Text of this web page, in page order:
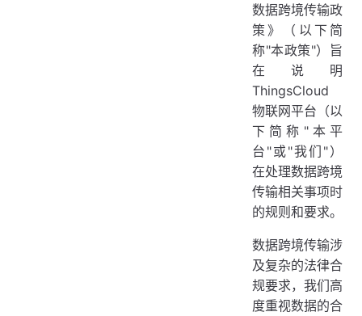
数据跨境传输政
策》（以下简
称"本政策"）旨
在说明
ThingsCloud
物联网平台（以
下简称"本平
台"或"我们"）
在处理数据跨境
传输相关事项时
的规则和要求。
数据跨境传输涉
及复杂的法律合
规要求，我们高
度重视数据的合